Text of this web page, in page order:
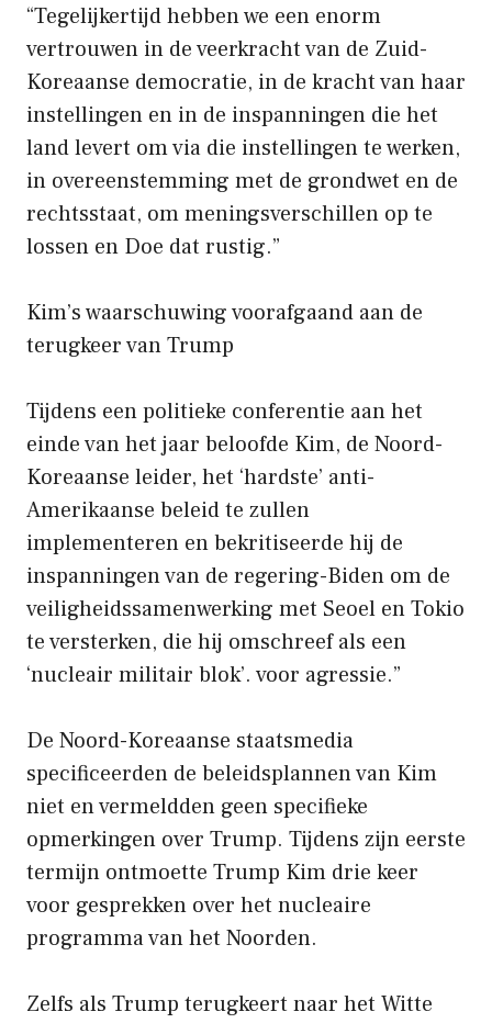
“Tegelijkertijd hebben we een enorm
vertrouwen in de veerkracht van de Zuid-
Koreaanse democratie, in de kracht van haar
instellingen en in de inspanningen die het
land levert om via die instellingen te werken,
in overeenstemming met de grondwet en de
rechtsstaat, om meningsverschillen op te
lossen en Doe dat rustig.”
Kim’s waarschuwing voorafgaand aan de
terugkeer van Trump
Tijdens een politieke conferentie aan het
einde van het jaar beloofde Kim, de Noord-
Koreaanse leider, het ‘hardste’ anti-
Amerikaanse beleid te zullen
implementeren en bekritiseerde hij de
inspanningen van de regering-Biden om de
veiligheidssamenwerking met Seoel en Tokio
te versterken, die hij omschreef als een
‘nucleair militair blok’. voor agressie.”
De Noord-Koreaanse staatsmedia
specificeerden de beleidsplannen van Kim
niet en vermeldden geen specifieke
opmerkingen over Trump. Tijdens zijn eerste
termijn ontmoette Trump Kim drie keer
voor gesprekken over het nucleaire
programma van het Noorden.
Zelfs als Trump terugkeert naar het Witte